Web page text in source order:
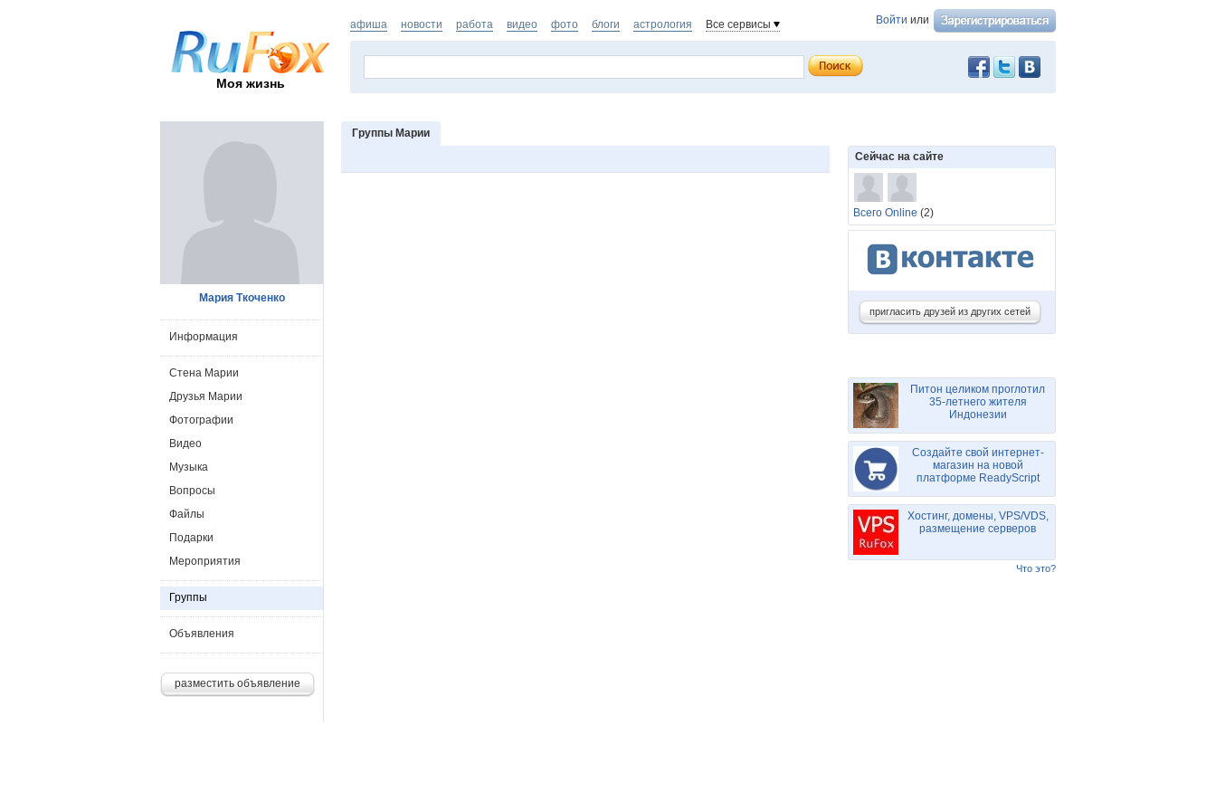
Моя жизнь
Войти или
афиша новости работа видео фото блоги астрология Все сервисы
Группы Марии
Мария Ткоченко
Информация
Стена Марии
Друзья Марии
Фотографии
Видео
Музыка
Вопросы
Файлы
Подарки
Мероприятия
Группы
Объявления
разместить объявление
Сейчас на сайте
Всего Online (2)
пригласить друзей из других сетей
Питон целиком проглотил
35-летнего жителя
Индонезии
Создайте свой интернет-
магазин на новой
платформе ReadyScript
Хостинг, домены, VPS/VDS,
размещение серверов
Что это?